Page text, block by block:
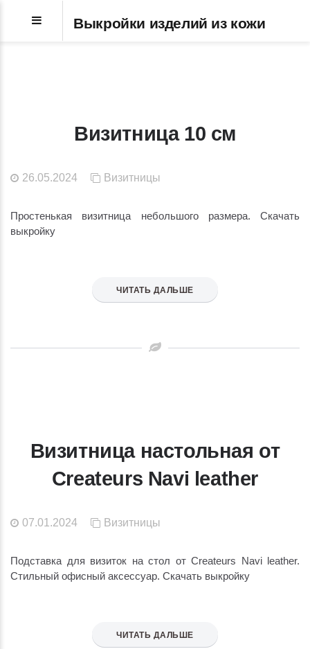
Выкройки изделий из кожи
Визитница 10 см
26.05.2024 Визитницы
Простенькая визитница небольшого размера. Скачать
выкройку
ЧИТАТЬ ДАЛЬШЕ
Визитница настольная от
Createurs Navi leather
07.01.2024 Визитницы
Подставка для визиток на стол от Createurs Navi leather.
Стильный офисный аксессуар. Скачать выкройку
ЧИТАТЬ ДАЛЬШЕ